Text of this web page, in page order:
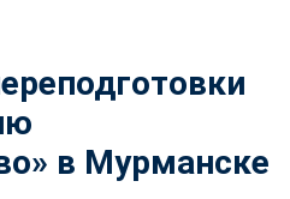
в Мурманске